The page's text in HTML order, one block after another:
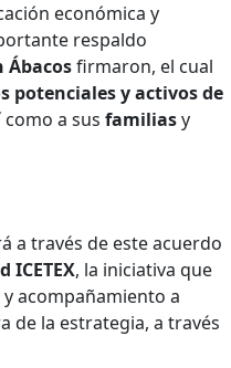
económica y
respaldo
Ábacosfirmaron, el cual
potenciales y activos de
a sus familiasy
a través de este acuerdo
ICETEX, la iniciativa que
acompañamiento a
de la estrategia, a través